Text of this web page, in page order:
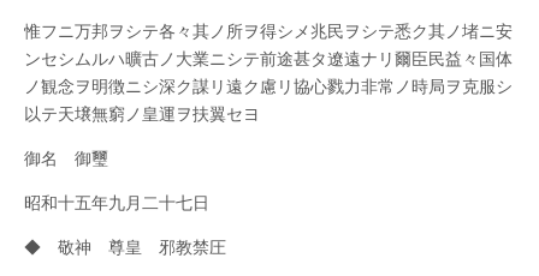
年
月
二
十
七)
惟フニ万邦ヲシテ各々其ノ所ヲ得シメ兆民ヲシテ悉ク其ノ堵ニ安
ンセシムルハ曠古ノ大業ニシテ前途甚タ遼遠ナリ爾臣民益々国体
ノ観念ヲ明徴ニシ深ク謀リ遠ク慮リ協心戮力非常ノ時局ヲ克服シ
以テ天壌無窮ノ皇運ヲ扶翼セヨ
御名 御璽
昭和十五年九月二十七日
◆ 敬神 尊皇 邪教禁圧